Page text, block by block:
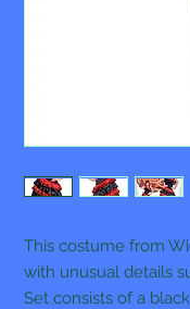
This costume from
with unusual details
Set consists of a